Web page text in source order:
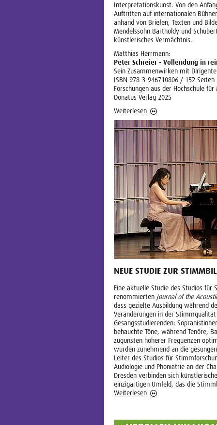
Interpretationskunst. Von den
Auftritten auf internationalen
anhand von Briefen, Texten und
Mendelssohn Bartholdy und
künstlerisches Vermächtnis.
Matthias Herrmann:
Peter Schreier - Vollendung in
Sein Zusammenwirken mit
ISBN 978-3-946710806 / 152 Seiten
Forschungen aus der Hochschule
Donatus Verlag 2025
Weiterlesen
NEUE STUDIE ZUR
Eine aktuelle Studie des Studios
renommierten Journal of the
dass gezielte Ausbildung während
Veränderungen in der
Gesangsstudierenden:
behauchte Töne, während Tenöre,
zugunsten höherer Frequenzen
wurden zunehmend an die
Leiter des Studios für
Audiologie und Phoniatrie an der
Dresden verbinden sich
einzigartigen Umfeld, das die
Weiterlesen